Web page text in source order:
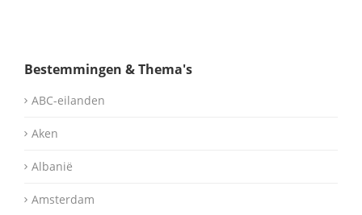
Bestemmingen & Thema's
ABC-eilanden
Aken
Albanië
Amsterdam